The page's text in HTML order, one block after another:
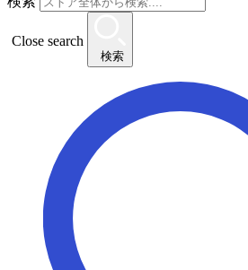
Close search
検索